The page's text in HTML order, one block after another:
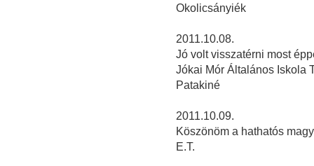
Okolicsányiék
2011.10.08.
Jó volt visszatérni most
Jókai Mór Általános Iskola
Patakiné
2011.10.09.
Köszönöm a hathatós
E.T.